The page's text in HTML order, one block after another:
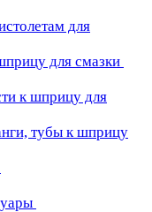
для
для смазки
к шприцу для
тубы к шприцу